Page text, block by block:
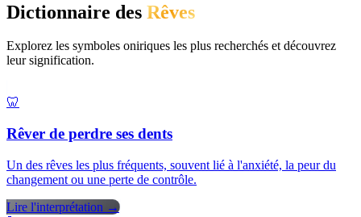
Dictionnaire des Rêves
Explorez les symboles oniriques les plus recherchés et découvrez
leur signification.
🦷
Rêver de perdre ses dents
Un des rêves les plus fréquents, souvent lié à l'anxiété, la peur du
changement ou une perte de contrôle.
Lire l'interprétation →